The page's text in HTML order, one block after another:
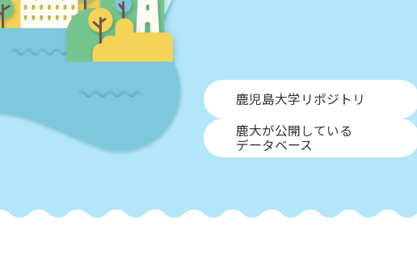
鹿児島大学リポジトリ
鹿大が公開している
データベース